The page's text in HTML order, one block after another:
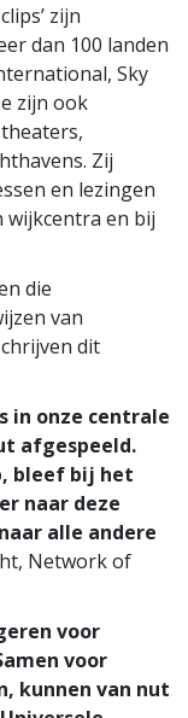
zijn
dan 100 landen
Sky
zijn ook
Zij
en lezingen
wijkcentra en bij
die
van
dit
in onze centrale
afgespeeld.
bleef bij het
naar deze
alle andere
Network of
voor
voor
kunnen van nut